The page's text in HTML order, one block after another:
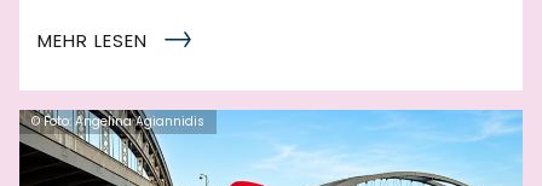
MEHR LESEN
© Foto: Angelina Agiannidis